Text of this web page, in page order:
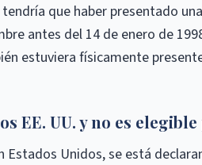
que haber presentado
antes del 14 de enero de
estuviera físicamente
EE. UU. y no es
Estados Unidos, se está